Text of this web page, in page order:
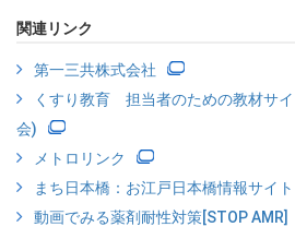
関連リンク
第一三共株式会社
くすり教育 担当者のための教材サ
会)
メトロリンク
まち日本橋：お江戸日本橋情報サイト
動画でみる薬剤耐性対策[STOP AMR]